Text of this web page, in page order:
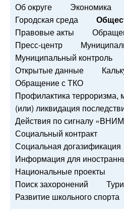
Об округе Экономика
Городская среда
Правовые акты
Пресс-центр
Муниципальный контроль
Открытые данные
Обращение с ТКО
Профилактика терроризма,
(или) ликвидация
Действия по сигналу
Социальный контракт
Социальная догазификация
Информация для
Национальные проекты
Поиск захоронений
Развитие школьного спорта